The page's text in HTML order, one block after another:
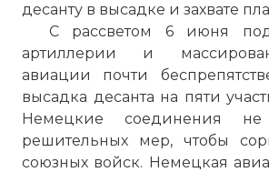
десанту в высадке и захвате
С рассветом 6 июня
артиллерии и
авиации почти
высадка десанта на пяти
Немецкие соединения не
решительных мер, чтобы
союзных войск. Немецкая